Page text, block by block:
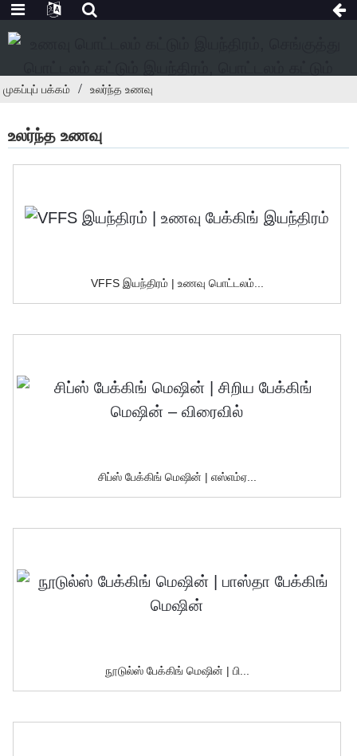
முகப்புப் பக்கம் உலர்ந்த உணவு
உலர்ந்த உணவு
VFFS இயந்திரம் | உணவு பொட்டலம்...
சிப்ஸ் பேக்கிங் மெஷின் | எஸ்எம்ஏ...
நூடுல்ஸ் பேக்கிங் மெஷின் | பி...